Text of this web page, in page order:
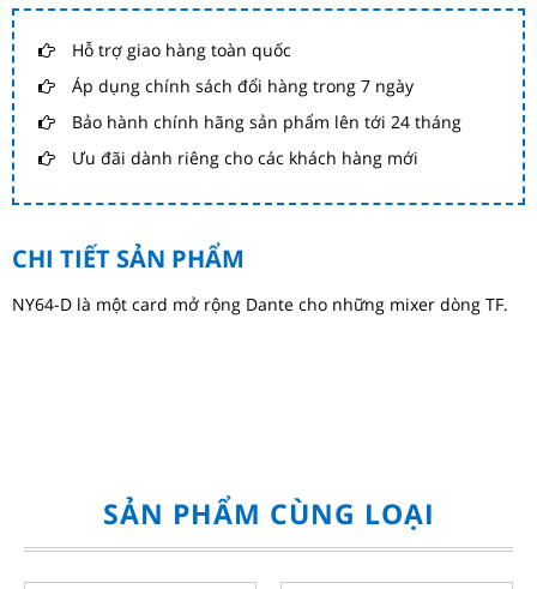
Hỗ trợ giao hàng toàn quốc
Áp dụng chính sách đổi hàng trong 7 ngày
Bảo hành chính hãng sản phẩm lên tới 24 tháng
Ưu đãi dành riêng cho các khách hàng mới
CHI TIẾT SẢN PHẨM
NY64-D là một card mở rộng Dante cho những mixer dòng TF.
SẢN PHẨM CÙNG LOẠI